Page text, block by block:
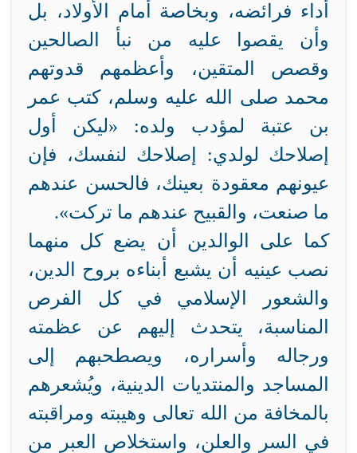
أداء فرائضه، وبخاصة أمام الأولاد، بل
وأن يقصوا عليه من نبأ الصالحين
وقصص المتقين، وأعظمهم قدوتهم
محمد صلى الله عليه وسلم، كتب عمر
بن عتبة لمؤدب ولده: «ليكن أول
إصلاحك لولدي: إصلاحك لنفسك، فإن
عيونهم معقودة بعينك، فالحسن عندهم
ما صنعت، والقبيح عندهم ما تركت».
كما على الوالدين أن يضع كل منهما
نصب عينيه أن يشبع أبناءه بروح الدين،
والشعور الإسلامي في كل الفرص
المناسبة، يتحدث إليهم عن عظمته
ورجاله وأسراره، ويصطحبهم إلى
المساجد والمنتديات الدينية، ويُشعرهم
بالمخافة من الله تعالى وهيبته ومراقبته
في السر والعلن، واستخلاص العبر من